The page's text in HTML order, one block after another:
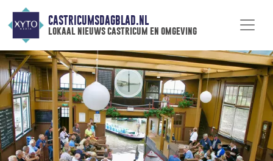
CASTRICUMSDAGBLAD.NL
lokaal nieuws castricum en omgeving